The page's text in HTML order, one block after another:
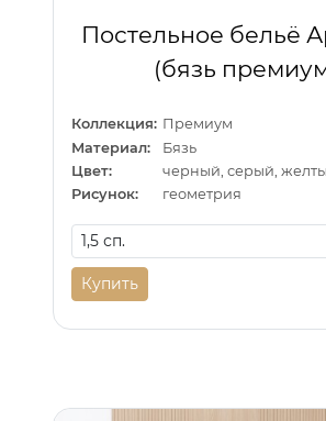
Постельное бельё
(бязь
Коллекция: Премиум
Материал:
Бязь
Цвет:
черный, серый,
Рисунок:
геометрия
Купить